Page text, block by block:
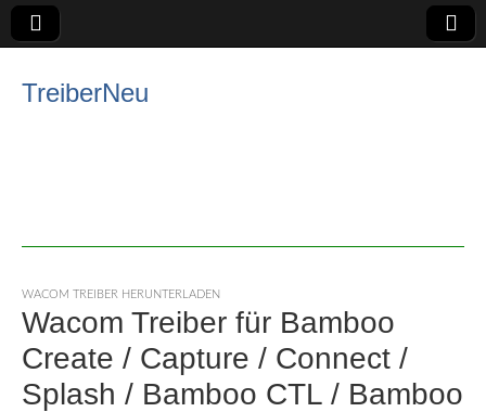
TreiberNeu
WACOM TREIBER HERUNTERLADEN
Wacom Treiber für Bamboo
Create / Capture / Connect /
Splash / Bamboo CTL / Bamboo